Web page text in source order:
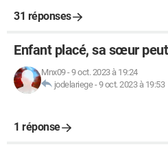
31 réponses
Enfant placé, sa sœur
Mnx09-9 oct. 2023 à 19:24
jodelariege-9 oct. 2023 à 19:53
1 réponse